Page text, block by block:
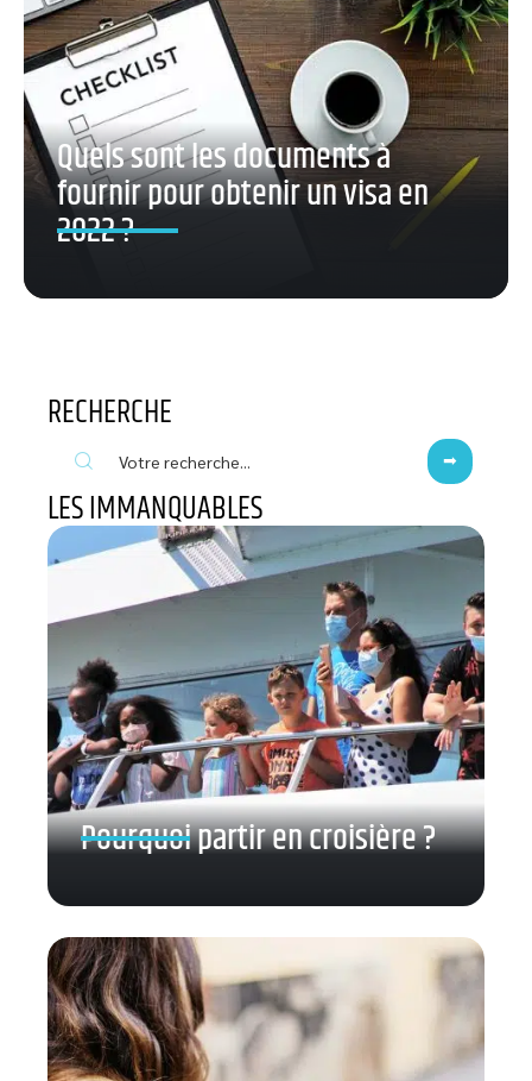
Quels sont les documents à
fournir pour obtenir un visa en
2022 ?
RECHERCHE
LES IMMANQUABLES
Pourquoi partir en croisière ?